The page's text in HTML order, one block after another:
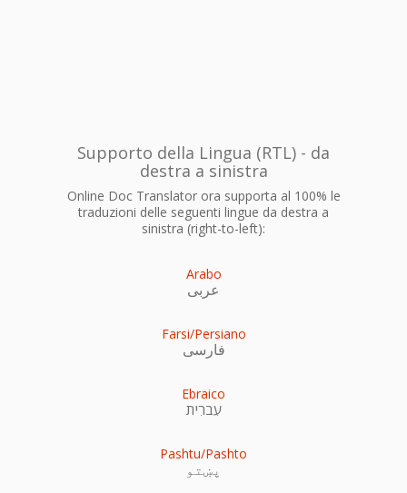
Supporto della Lingua (RTL) - da
destra a sinistra
Online Doc Translator ora supporta al 100% le
traduzioni delle seguenti lingue da destra a
sinistra (right-to-left):
Arabo
عربى
Farsi/Persiano
فارسی
Ebraico
עִברִית
Pashtu/Pashto
پښتو